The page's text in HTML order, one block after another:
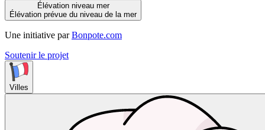
Élévation niveau mer
Élévation prévue du niveau de la mer
Une initiative par Bonpote.com
Soutenir le projet
Villes